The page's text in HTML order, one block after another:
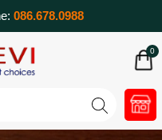
086.678.0988
0